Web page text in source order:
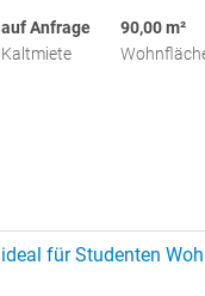
auf Anfrage
Kaltmiete
90,00 m²
ideal für Studenten